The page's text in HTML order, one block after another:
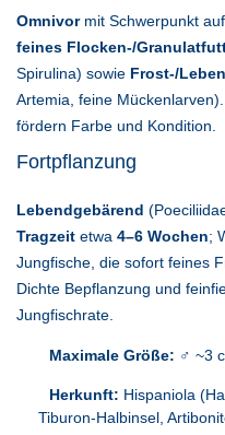
Omnivormit Schwerpunkt
feines Flocken-/
Spirulina) sowie Frost-/
Artemia, feine
fördern Farbe und Kondition.
Fortpflanzung
Lebendgebärend
Tragzeit etwa 4–6 Wochen;
Jungfische, die sofort feines
Dichte Bepflanzung und
Jungfischrate.
Maximale Größe: ♂ ~3
Herkunft: Hispaniola
Tiburon-Halbinsel,